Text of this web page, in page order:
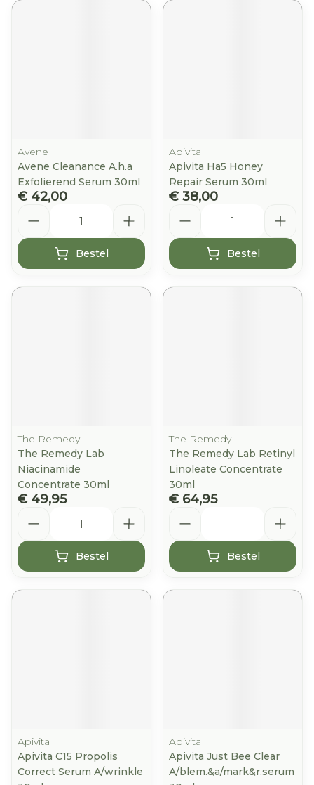
Avene
Avene Cleanance A.h.a
Exfolierend Serum 30ml
€ 42,00
Bestel
Apivita
Apivita Ha5 Honey
Repair Serum 30ml
€ 38,00
Bestel
The Remedy
The Remedy Lab
Niacinamide
Concentrate 30ml
€ 49,95
Bestel
The Remedy
The Remedy Lab Retinyl
Linoleate Concentrate
30ml
€ 64,95
Bestel
Apivita
Apivita C15 Propolis
Correct Serum A/wrinkle
Apivita
Apivita Just Bee Clear
A/blem.&a/mark&r.serum